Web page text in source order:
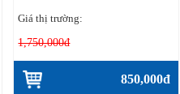
Giá thị trường:
1,750,000đ
850,000đ